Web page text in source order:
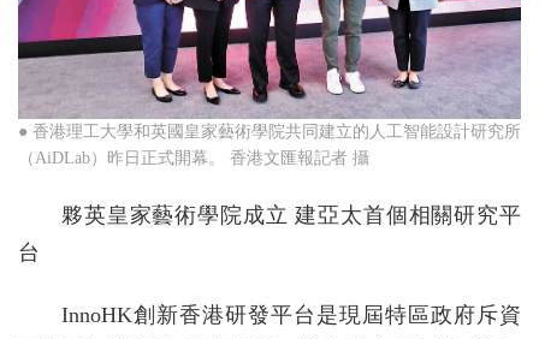
● 香港理工大學和英國皇家藝術學院共同建立的人工智能設計研究所
（AiDLab）昨日正式開幕。 香港文匯報記者 攝
夥英皇家藝術學院成立 建亞太首個相關研究平
台
InnoHK創新香港研發平台是現屆特區政府斥資